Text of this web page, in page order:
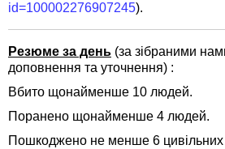
id=100002276907245).
Резюме за день (за зібраними
доповнення та уточнення) :
Вбито щонайменше 10 людей.
Поранено щонайменше 4 людей.
Пошкоджено не менше 6 цивільних